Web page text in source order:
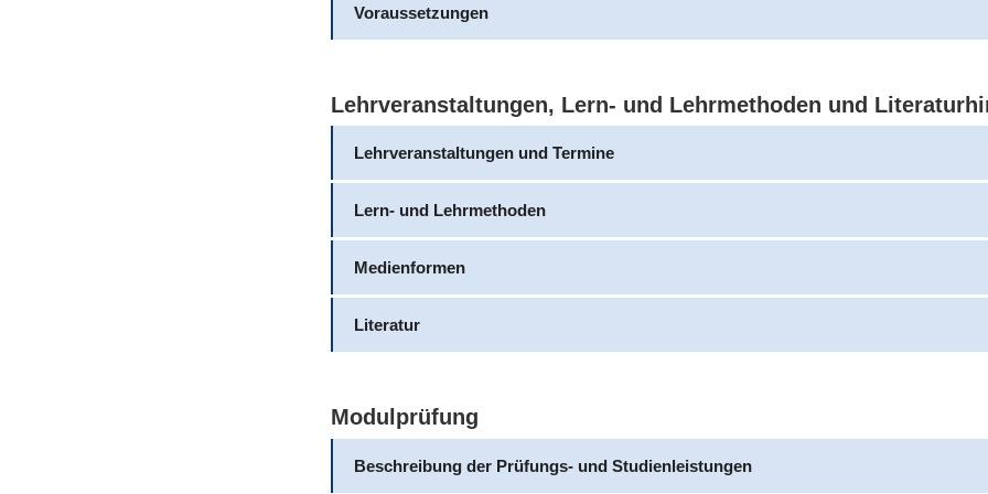
Voraussetzungen
Lehrveranstaltungen, Lern- und Lehrmethoden und
Lehrveranstaltungen und Termine
Lern- und Lehrmethoden
Medienformen
Literatur
Modulprüfung
Beschreibung der Prüfungs- und Studienleistungen